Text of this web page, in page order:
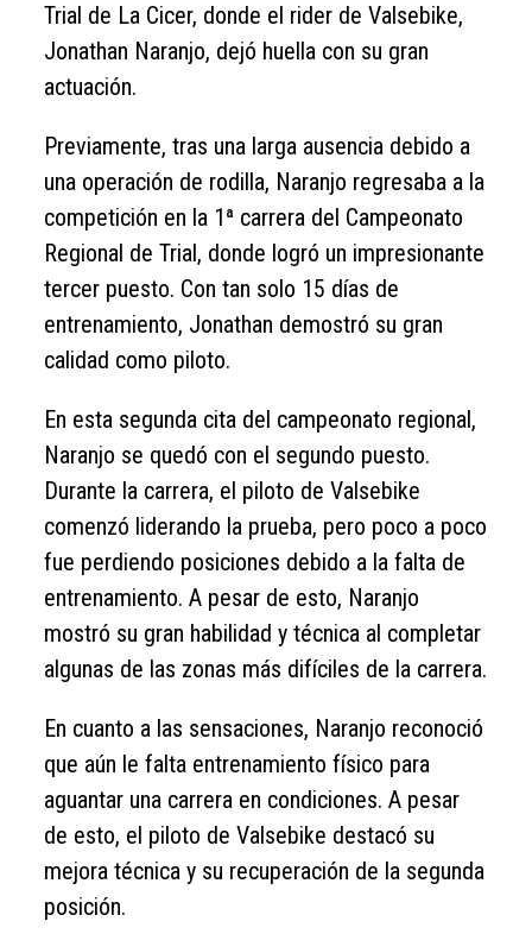
Trial de La Cicer, donde el rider de Valsebike,
Jonathan Naranjo, dejó huella con su gran
actuación.
Previamente, tras una larga ausencia debido a
una operación de rodilla, Naranjo regresaba a la
competición en la 1ª carrera del Campeonato
Regional de Trial, donde logró un impresionante
tercer puesto. Con tan solo 15 días de
entrenamiento, Jonathan demostró su gran
calidad como piloto.
En esta segunda cita del campeonato regional,
Naranjo se quedó con el segundo puesto.
Durante la carrera, el piloto de Valsebike
comenzó liderando la prueba, pero poco a poco
fue perdiendo posiciones debido a la falta de
entrenamiento. A pesar de esto, Naranjo
mostró su gran habilidad y técnica al completar
algunas de las zonas más difíciles de la carrera.
En cuanto a las sensaciones, Naranjo reconoció
que aún le falta entrenamiento físico para
aguantar una carrera en condiciones. A pesar
de esto, el piloto de Valsebike destacó su
mejora técnica y su recuperación de la segunda
posición.